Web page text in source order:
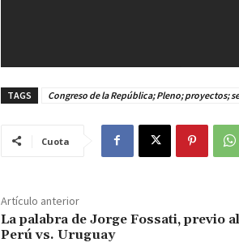
TAGS Congreso de la República; Pleno; proyectos;
Cuota
Artículo anterior
La palabra de Jorge Fossati, previo al
Perú vs. Uruguay